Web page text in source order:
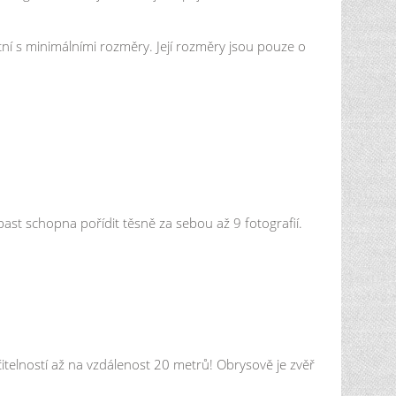
rozlišení fotografií je až
snímkům správný kontrast, hloubku
neshod, pro myslivce k
Jak fotopast funguje v praxi Fotopast je v
s minimálními rozměry. Její rozměry jsou pouze o
schopna pořídit těsně za sebou až 9 fotografií.
až na vzdálenost 20 metrů! Obrysově je zvěř